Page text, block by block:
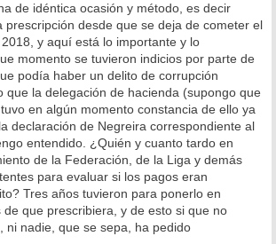
de idéntica ocasión y método, es decir
prescripción desde que se deja de cometer el
y aquí está lo importante y lo
momento se tuvieron indicios por parte de
podía haber un delito de corrupción
que la delegación de hacienda (supongo que
en algún momento constancia de ello ya
declaración de Negreira correspondiente al
entendido. ¿Quién y cuanto tardo en
de la Federación, de la Liga y demás
para evaluar si los pagos eran
Tres años tuvieron para ponerlo en
que prescribiera, y de esto si que no
ni nadie, que se sepa, ha pedido